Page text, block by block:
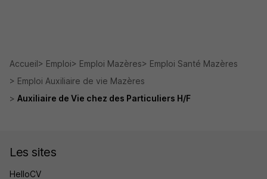
Accueil Emploi Emploi Mazères
Emploi Santé Mazères
Emploi Auxiliaire de vie Mazères
Auxiliaire de Vie chez des Particuliers H/F
Les sites
HelloCV